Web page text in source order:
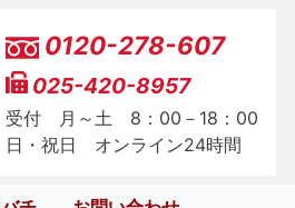
0120-278-607
025-420-8957
受付 月～土 8：00－18：00
日・祝日 オンライン24時間